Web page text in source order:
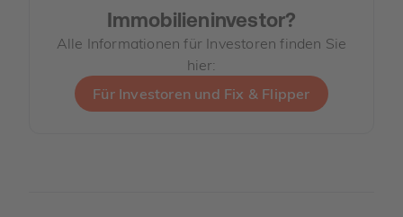
Immobilieninvestor?
Alle Informationen für Investoren finden Sie
hier:
Für Investoren und Fix & Flipper